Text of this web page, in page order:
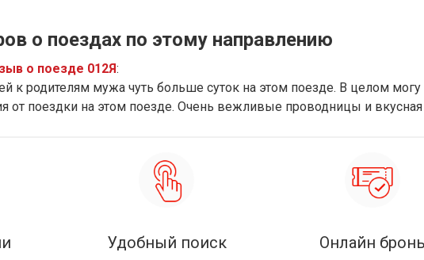
о поездах по этому направлению
о поезде 012Я:
к родителям мужа чуть больше суток на этом поезде. В целом могу
от поездки на этом поезде. Очень вежливые проводницы и
Удобный поиск Онлайн бронь